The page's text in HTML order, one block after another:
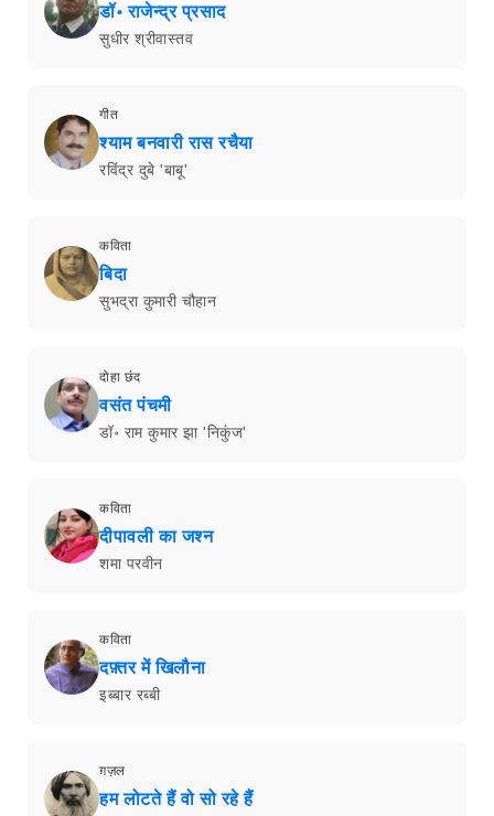
डॉ॰ राजेन्द्र प्रसाद
सुधीर श्रीवास्तव
गीत
श्याम बनवारी रास रचैया
रविंद्र दुबे 'बाबू'
कविता
बिदा
सुभद्रा कुमारी चौहान
दोहा छंद
वसंत पंचमी
डॉ॰ राम कुमार झा 'निकुंज'
कविता
दीपावली का जश्न
शमा परवीन
कविता
दफ़्तर में खिलौना
इब्बार रब्बी
ग़ज़ल
हम लोटते हैं वो सो रहे हैं